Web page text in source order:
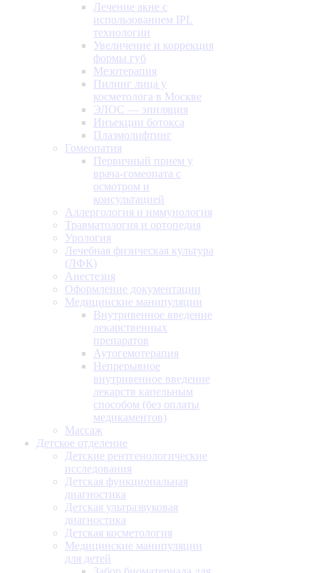
Лечение акне с
использованием IPL
технологии
Увеличение и коррекция
формы губ
Мезотерапия
Пилинг лица у
косметолога в Москве
ЭЛОС — эпиляция
Инъекции ботокса
Плазмолифтинг
Гомеопатия
Первичный прием у
врача-гомеопата с
осмотром и
консультацией
Аллергология и иммунология
Травматология и ортопедия
Урология
Лечебная физическая культура
(ЛФК)
Анестезия
Оформление документации
Медицинские манипуляции
Внутривенное введение
лекарственных
препаратов
Аутогемотерапия
Непрерывное
внутривенное введение
лекарств капельным
способом (без оплаты
медикаментов)
Массаж
Детское отделение
Детские рентгенологические
исследования
Детская функциональная
диагностика
Детская ультразвуковая
диагностика
Детская косметология
Медицинские манипуляции
для детей